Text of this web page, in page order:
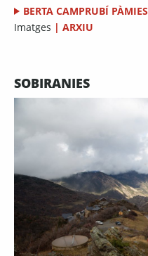
BERTA CAMPRUBÍ PÀMIES
Imatges | ARXIU
SOBIRANIES